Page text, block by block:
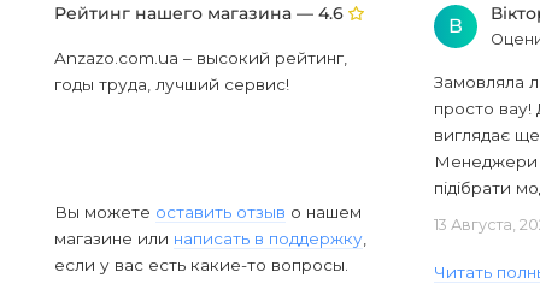
Рейтинг нашего магазина — 4.6
Anzazo.com.ua – высокий рейтинг,
годы труда, лучший сервис!
Вы можете оставить отзыв о нашем
магазине или написать в поддержку
если у вас есть какие-то вопросы.
В
Замовляла
просто вау!
виглядає
Менеджери
підібрати
13 Августа,
Читать